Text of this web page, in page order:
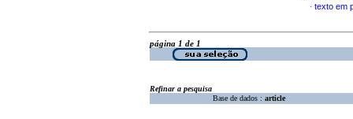
· texto em
página 1 de 1
Refinar a pesquisa
Base de dados : article